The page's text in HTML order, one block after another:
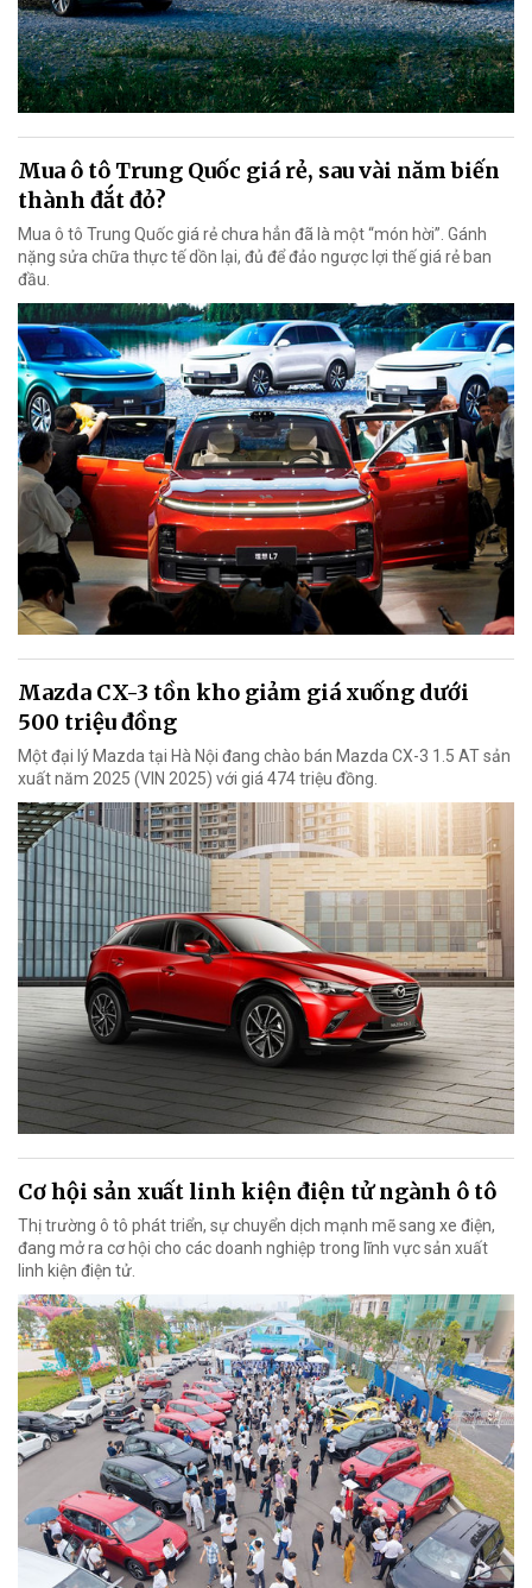
Mua ô tô Trung Quốc giá rẻ, sau vài năm biến
thành đắt đỏ?
Mua ô tô Trung Quốc giá rẻ chưa hẳn đã là một “món hời”. Gánh
nặng sửa chữa thực tế dồn lại, đủ để đảo ngược lợi thế giá rẻ ban
đầu.
Mazda CX-3 tồn kho giảm giá xuống dưới
500 triệu đồng
Một đại lý Mazda tại Hà Nội đang chào bán Mazda CX-3 1.5 AT sản
xuất năm 2025 (VIN 2025) với giá 474 triệu đồng.
Cơ hội sản xuất linh kiện điện tử ngành ô tô
Thị trường ô tô phát triển, sự chuyển dịch mạnh mẽ sang xe điện,
đang mở ra cơ hội cho các doanh nghiệp trong lĩnh vực sản xuất
linh kiện điện tử.